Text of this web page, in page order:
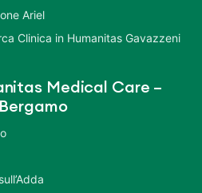
Ariel
Clinica in Humanitas Gavazzeni
Medical Care –